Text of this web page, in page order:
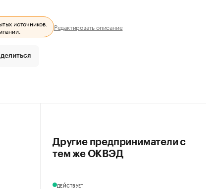
источников.
Редактировать описание
Другие предприниматели с
тем же ОКВЭД
ДЕЙСТВУЕТ